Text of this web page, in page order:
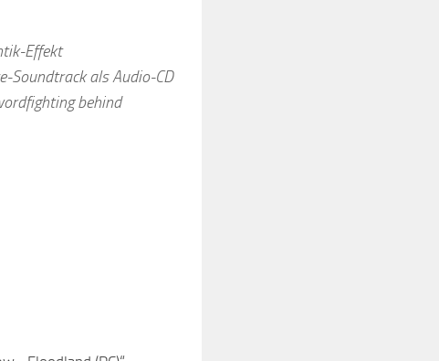
Effekt
Soundtrack als Audio-CD
behind